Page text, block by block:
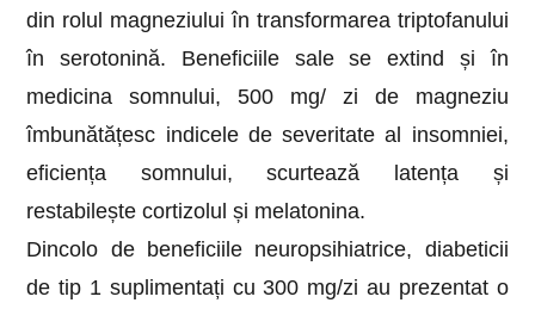
din rolul magneziului în transformarea triptofanului
în serotonină. Beneficiile sale se extind și în
medicina somnului, 500 mg/ zi de magneziu
îmbunătățesc indicele de severitate al insomniei,
eficiența somnului, scurtează latența și
restabilește cortizolul și melatonina.
Dincolo de beneficiile neuropsihiatrice, diabeticii
de tip 1 suplimentați cu 300 mg/zi au prezentat o